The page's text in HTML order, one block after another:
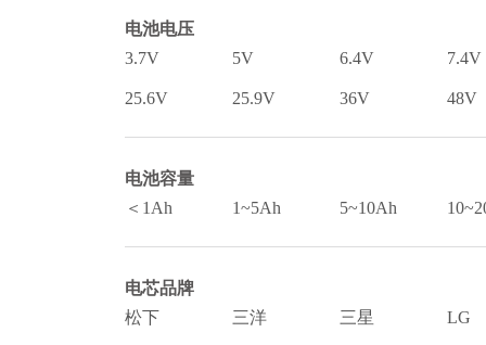
电池电压
3.7V
5V 6.4V 7.4V
25.6V 25.9V 36V 48V
电池容量
＜1Ah
1~5Ah 5~10Ah
电芯品牌
松下
三洋 三星 LG